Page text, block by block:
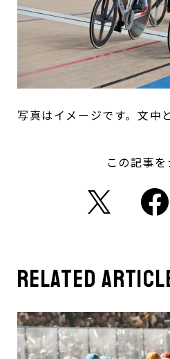
写真はイメージです。文中
この記事
related